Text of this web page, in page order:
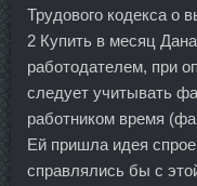
Трудового кодекса о
2 Купить в месяц
работодателем, при
следует учитывать
работником время
Ей пришла идея
справлялись бы с